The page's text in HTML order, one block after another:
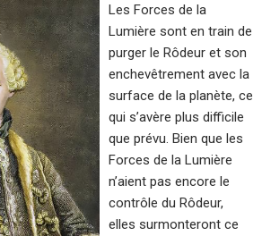
Les Forces de la
Lumière sont en train de
purger le Rôdeur et son
enchevêtrement avec la
surface de la planète, ce
qui s’avère plus difficile
que prévu. Bien que les
Forces de la Lumière
n’aient pas encore le
contrôle du Rôdeur,
elles surmonteront ce